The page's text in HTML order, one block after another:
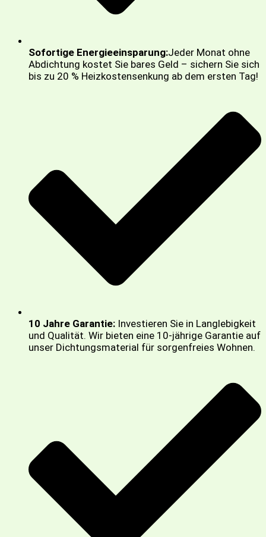
Sofortige Energieeinsparung:Jeder Monat ohne
Abdichtung kostet Sie bares Geld – sichern Sie sich
bis zu 20 % Heizkostensenkung ab dem ersten Tag!
10 Jahre Garantie: Investieren Sie in Langlebigkeit
und Qualität. Wir bieten eine 10-jährige Garantie auf
unser Dichtungsmaterial für sorgenfreies Wohnen.